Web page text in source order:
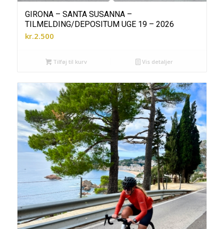
GIRONA – SANTA SUSANNA –
TILMELDING/DEPOSITUM UGE 19 – 2026
kr.2.500
Tilføj til kurv Vis detaljer